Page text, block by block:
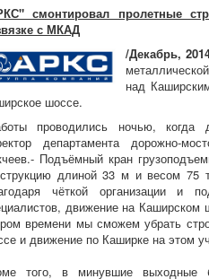
смонтировал пролетные
с МКАД
/Декабрь,
над
шоссе.
проводились ночью, когда
департамента дорожно-
Подъёмный кран
длиной 33 м и весом 75
чёткой организации и
движение на Каширском
времени мы сможем убрать
и движение по Каширке на этом
того, в минувшие выходные